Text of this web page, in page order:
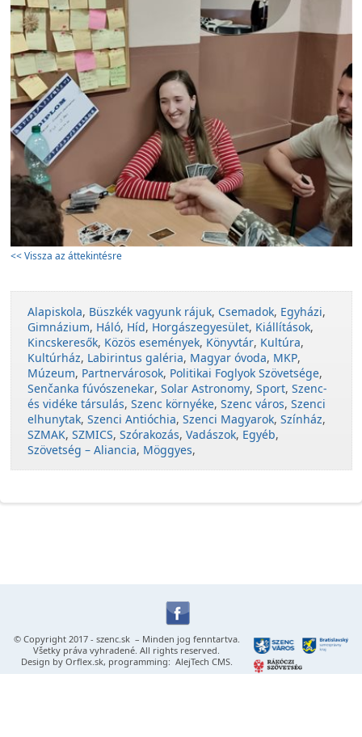
<< Vissza az áttekintésre
Alapiskola, Büszkék vagyunk rájuk, Csemadok, Egyházi,
Gimnázium, Háló, Híd, Horgászegyesület, Kiállítások,
Kincskeresők, Közös események, Könyvtár, Kultúra,
Kultúrház, Labirintus galéria, Magyar óvoda, MKP,
Múzeum, Partnervárosok, Politikai Foglyok Szövetsége,
Senčanka fúvószenekar, Solar Astronomy, Sport, Szenc-
és vidéke társulás, Szenc környéke, Szenc város, Szenci
elhunytak, Szenci Antióchia, Szenci Magyarok, Színház,
SZMAK, SZMICS, Szórakozás, Vadászok, Egyéb,
Szövetség – Aliancia, Möggyes,
© Copyright 2017 - szenc.sk– Minden jog fenntartva.
Všetky práva vyhradené. All rights reserved.
Design by Orflex.sk, programming: AlejTech CMS.